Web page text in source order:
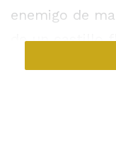
enemigo de
de un castillo
ejército de
derrotados,
Estrella. Dado